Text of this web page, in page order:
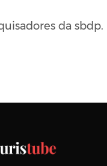
da sbdp.